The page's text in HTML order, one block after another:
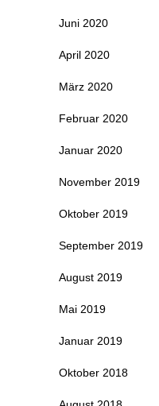
Juni 2020
April 2020
März 2020
Februar 2020
Januar 2020
November 2019
Oktober 2019
September 2019
August 2019
Mai 2019
Januar 2019
Oktober 2018